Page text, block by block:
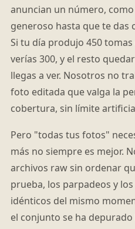
anuncian un número,
generoso hasta que te das
Si tu día produjo 450
verías 300, y el resto
llegas a ver. Nosotros no
foto editada que valga la
cobertura, sin límite
Pero "todas tus fotos"
más no siempre es mejor.
archivos raw sin ordenar
prueba, los parpadeos y
idénticos del mismo
el conjunto se ha